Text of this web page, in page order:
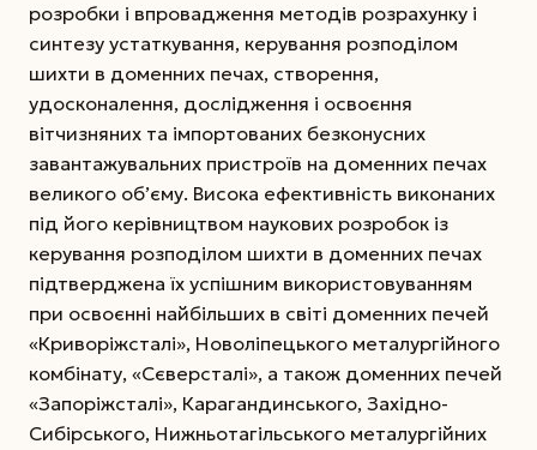
розробки і впровадження методів розрахунку і
синтезу устаткування, керування розподілом
шихти в доменних печах, створення,
удосконалення, дослідження і освоєння
вітчизняних та імпортованих безконусних
завантажувальних пристроїв на доменних печах
великого об’єму. Висока ефективність виконаних
під його керівництвом наукових розробок із
керування розподілом шихти в доменних печах
підтверджена їх успішним використовуванням
при освоєнні найбільших в світі доменних печей
«Криворіжсталі», Новоліпецького металургійного
комбінату, «Сєверсталі», а також доменних печей
«Запоріжсталі», Карагандинського, Західно-
Сибірського, Нижньотагільського металургійних